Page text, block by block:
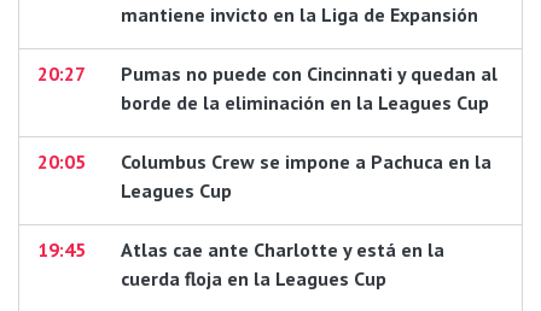
mantiene invicto en la Liga de Expansión
20:27
Pumas no puede con Cincinnati y quedan al
borde de la eliminación en la Leagues Cup
20:05
Columbus Crew se impone a Pachuca en la
Leagues Cup
19:45
Atlas cae ante Charlotte y está en la
cuerda floja en la Leagues Cup